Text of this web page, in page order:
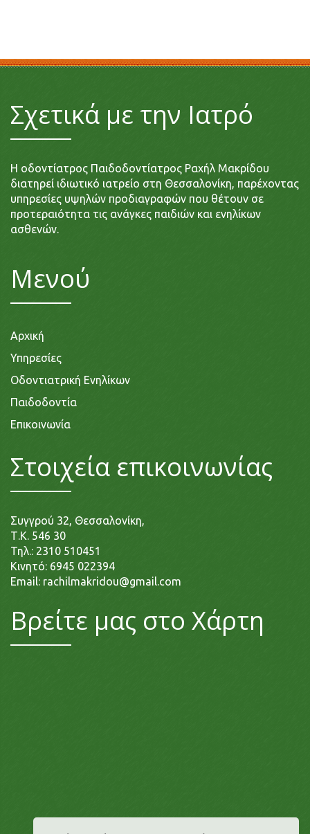
Σχετικά με την Ιατρό
Η οδοντίατρος Παιδοδοντίατρος Ραχήλ Μακρίδου
διατηρεί ιδιωτικό ιατρείο στη Θεσσαλονίκη, παρέχοντας
υπηρεσίες υψηλών προδιαγραφών που θέτουν σε
προτεραιότητα τις ανάγκες παιδιών και ενηλίκων
ασθενών.
Μενού
Αρχική
Υπηρεσίες
Οδοντιατρική Ενηλίκων
Παιδοδοντία
Επικοινωνία
Στοιχεία επικοινωνίας
Συγγρού 32, Θεσσαλονίκη,
Τ.Κ. 546 30
Τηλ.: 2310 510451
Κινητό: 6945 022394
Email: rachilmakridou@gmail.com
Βρείτε μας στο Χάρτη